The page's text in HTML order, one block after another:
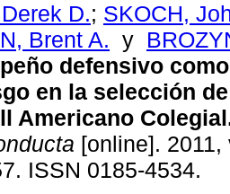
D.; SKOCH,
Brent A. y
defensivo
en la selección
Americano Colegial
[online].
ISSN 0185-4534.